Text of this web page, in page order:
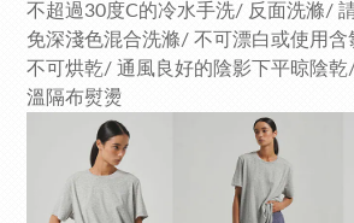
不超過30度C的冷水手洗/ 反面洗滌/
免深淺色混合洗滌/ 不可漂白或使用
不可烘乾/ 通風良好的陰影下平晾陰
溫隔布熨燙